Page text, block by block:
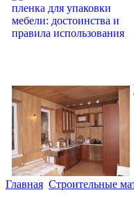
Главная Строительные